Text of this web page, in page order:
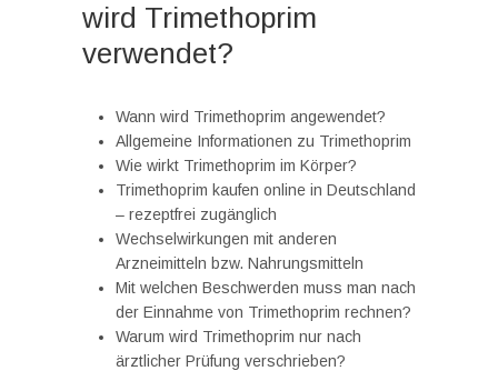
wird Trimethoprim
verwendet?
Wann wird Trimethoprim angewendet?
Allgemeine Informationen zu Trimethoprim
Wie wirkt Trimethoprim im Körper?
Trimethoprim kaufen online in Deutschland
– rezeptfrei zugänglich
Wechselwirkungen mit anderen
Arzneimitteln bzw. Nahrungsmitteln
Mit welchen Beschwerden muss man nach
der Einnahme von Trimethoprim rechnen?
Warum wird Trimethoprim nur nach
ärztlicher Prüfung verschrieben?